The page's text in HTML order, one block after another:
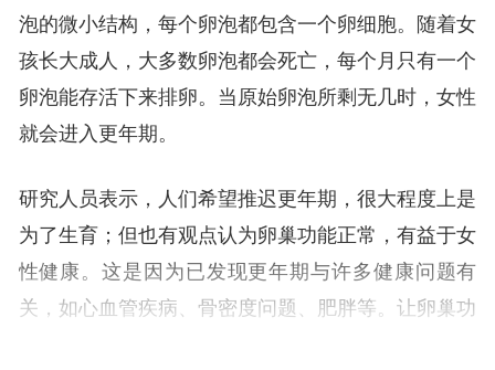
泡的微小结构，每个卵泡都包含一个卵细胞。随着女
孩长大成人，大多数卵泡都会死亡，每个月只有一个
卵泡能存活下来排卵。当原始卵泡所剩无几时，女性
就会进入更年期。
研究人员表示，人们希望推迟更年期，很大程度上是
为了生育；但也有观点认为卵巢功能正常，有益于女
性健康。这是因为已发现更年期与许多健康问题有
关，如心血管疾病、骨密度问题、肥胖等。让卵巢功